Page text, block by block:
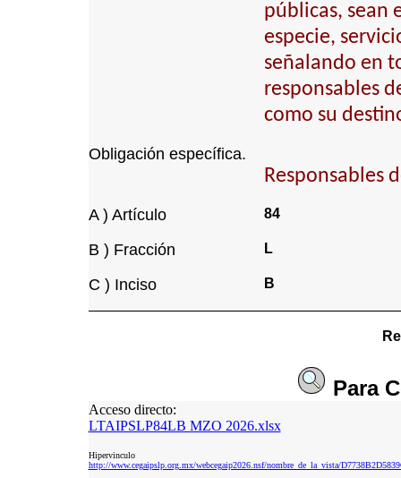
públicas, sean
especie,
señalando en
responsables
como su
Obligación específica.
Responsables
A ) Artículo 84
B ) Fracción L
C ) Inciso B
Para
Acceso directo:
LTAIPSLP84LB MZO 2026.xlsx
Hipervinculo
http://www.cegaipslp.org.mx/webcegaip2026.nsf/nombre_de_la_vista/